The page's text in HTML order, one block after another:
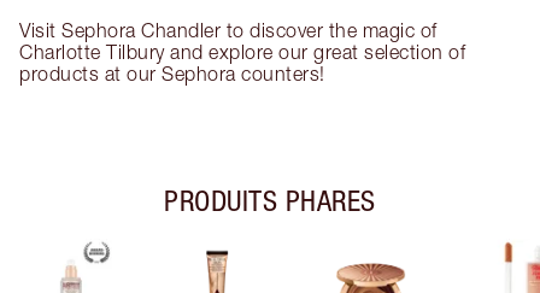
Visit Sephora Chandler to discover the magic of
Charlotte Tilbury and explore our great selection of
products at our Sephora counters!
PRODUITS PHARES